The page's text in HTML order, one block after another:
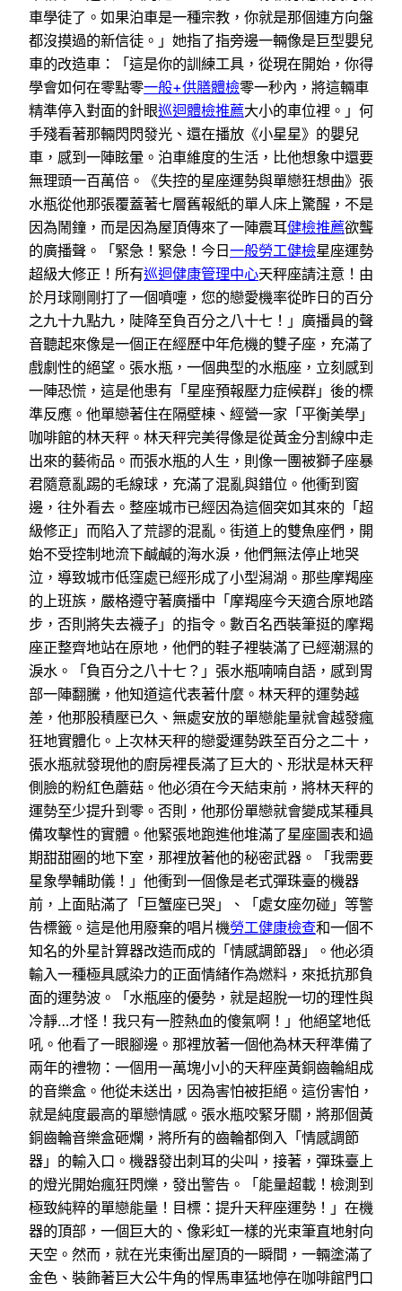
車學徒了。如果泊車是一種宗教，你就是那個連方向盤
都沒摸過的新信徒。」她指了指旁邊一輛像是巨型嬰兒
車的改造車：「這是你的訓練工具，從現在開始，你得
學會如何在零點零一般+供膳體檢零一秒內，將這輛車
精準停入對面的針眼巡迴體檢推薦大小的車位裡。」何
手殘看著那輛閃閃發光、還在播放《小星星》的嬰兒
車，感到一陣眩暈。泊車維度的生活，比他想象中還要
無理頭一百萬倍。《失控的星座運勢與單戀狂想曲》張
水瓶從他那張覆蓋著七層舊報紙的單人床上驚醒，不是
因為鬧鐘，而是因為屋頂傳來了一陣震耳健檢推薦欲聾
的廣播聲。「緊急！緊急！今日一般勞工健檢星座運勢
超級大修正！所有巡迴健康管理中心天秤座請注意！由
於月球剛剛打了一個噴嚏，您的戀愛機率從昨日的百分
之九十九點九，陡降至負百分之八十七！」廣播員的聲
音聽起來像是一個正在經歷中年危機的雙子座，充滿了
戲劇性的絕望。張水瓶，一個典型的水瓶座，立刻感到
一陣恐慌，這是他患有「星座預報壓力症候群」後的標
準反應。他單戀著住在隔壁棟、經營一家「平衡美學」
咖啡館的林天秤。林天秤完美得像是從黃金分割線中走
出來的藝術品。而張水瓶的人生，則像一團被獅子座暴
君隨意亂踢的毛線球，充滿了混亂與錯位。他衝到窗
邊，往外看去。整座城市已經因為這個突如其來的「超
級修正」而陷入了荒謬的混亂。街道上的雙魚座們，開
始不受控制地流下鹹鹹的海水淚，他們無法停止地哭
泣，導致城市低窪處已經形成了小型潟湖。那些摩羯座
的上班族，嚴格遵守著廣播中「摩羯座今天適合原地踏
步，否則將失去襪子」的指令。數百名西裝筆挺的摩羯
座正整齊地站在原地，他們的鞋子裡裝滿了已經潮濕的
淚水。「負百分之八十七？」張水瓶喃喃自語，感到胃
部一陣翻騰，他知道這代表著什麼。林天秤的運勢越
差，他那股積壓已久、無處安放的單戀能量就會越發瘋
狂地實體化。上次林天秤的戀愛運勢跌至百分之二十，
張水瓶就發現他的廚房裡長滿了巨大的、形狀是林天秤
側臉的粉紅色蘑菇。他必須在今天結束前，將林天秤的
運勢至少提升到零。否則，他那份單戀就會變成某種具
備攻擊性的實體。他緊張地跑進他堆滿了星座圖表和過
期甜甜圈的地下室，那裡放著他的秘密武器。「我需要
星象學輔助儀！」他衝到一個像是老式彈珠臺的機器
前，上面貼滿了「巨蟹座已哭」、「處女座勿碰」等警
告標籤。這是他用廢棄的唱片機勞工健康檢查和一個不
知名的外星計算器改造而成的「情感調節器」。他必須
輸入一種極具感染力的正面情緒作為燃料，來抵抗那負
面的運勢波。「水瓶座的優勢，就是超脫一切的理性與
冷靜…才怪！我只有一腔熱血的傻氣啊！」他絕望地低
吼。他看了一眼腳邊。那裡放著一個他為林天秤準備了
兩年的禮物：一個用一萬塊小小的天秤座黃銅齒輪組成
的音樂盒。他從未送出，因為害怕被拒絕。這份害怕，
就是純度最高的單戀情感。張水瓶咬緊牙關，將那個黃
銅齒輪音樂盒砸爛，將所有的齒輪都倒入「情感調節
器」的輸入口。機器發出刺耳的尖叫，接著，彈珠臺上
的燈光開始瘋狂閃爍，發出警告。「能量超載！檢測到
極致純粹的單戀能量！目標：提升天秤座運勢！」在機
器的頂部，一個巨大的、像彩虹一樣的光束筆直地射向
天空。然而，就在光束衝出屋頂的一瞬間，一輛塗滿了
金色、裝飾著巨大公牛角的悍馬車猛地停在咖啡館門口